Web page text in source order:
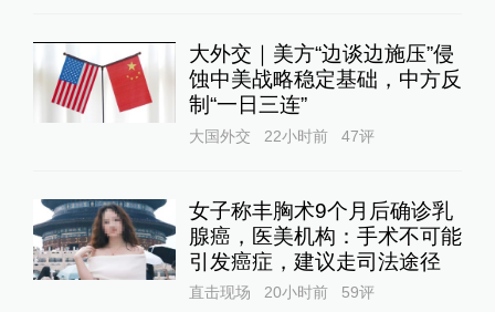
大外交｜美方“边谈边施压”侵
蚀中美战略稳定基础，中方反
制“一日三连”
大国外交 22小时前 47评
女子称丰胸术9个月后确诊乳
腺癌，医美机构：手术不可能
引发癌症，建议走司法途径
直击现场 20小时前 59评